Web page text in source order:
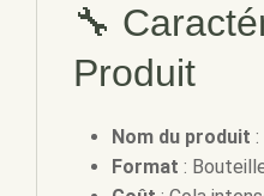
🔧
Produit
Nom du produit
Format :